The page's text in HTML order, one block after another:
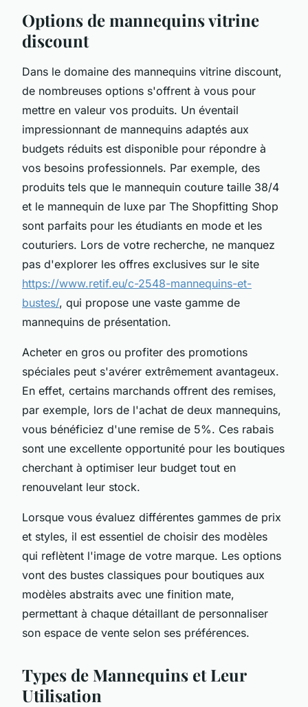
Options de mannequins vitrine
discount
Dans le domaine des mannequins vitrine discount,
de nombreuses options s'offrent à vous pour
mettre en valeur vos produits. Un éventail
impressionnant de mannequins adaptés aux
budgets réduits est disponible pour répondre à
vos besoins professionnels. Par exemple, des
produits tels que le mannequin couture taille 38/4
et le mannequin de luxe par The Shopfitting Shop
sont parfaits pour les étudiants en mode et les
couturiers. Lors de votre recherche, ne manquez
pas d'explorer les offres exclusives sur le site
https://www.retif.eu/c-2548-mannequins-et-
bustes/, qui propose une vaste gamme de
mannequins de présentation.
Acheter en gros ou profiter des promotions
spéciales peut s'avérer extrêmement avantageux.
En effet, certains marchands offrent des remises,
par exemple, lors de l'achat de deux mannequins,
vous bénéficiez d'une remise de 5%. Ces rabais
sont une excellente opportunité pour les boutiques
cherchant à optimiser leur budget tout en
renouvelant leur stock.
Lorsque vous évaluez différentes gammes de prix
et styles, il est essentiel de choisir des modèles
qui reflètent l'image de votre marque. Les options
vont des bustes classiques pour boutiques aux
modèles abstraits avec une finition mate,
permettant à chaque détaillant de personnaliser
son espace de vente selon ses préférences.
Types de Mannequins et Leur
Utilisation